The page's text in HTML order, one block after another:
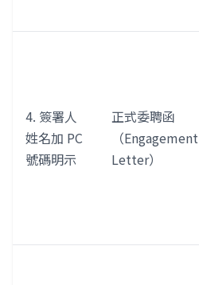
4. 簽署人
姓名加 PC
號碼明示
正式委聘函
（Engagement
Letter）